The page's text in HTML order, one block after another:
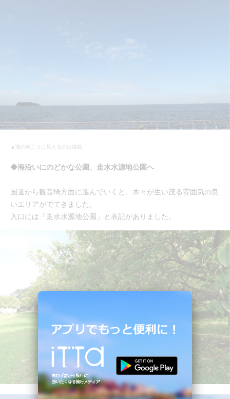
▲海の向こうに見えるのは猿島
◆海沿いにのどかな公園、走水水源地公園へ
国道から観音埼方面に進んでいくと、木々が生い茂る雰囲気の良
いエリアがでてきました。
入口には「走水水源地公園」と表記がありました。